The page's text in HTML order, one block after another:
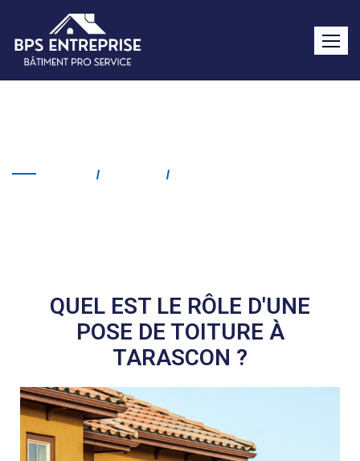
QUEL EST LE RÔLE D'UNE
POSE DE TOITURE À
TARASCON ?